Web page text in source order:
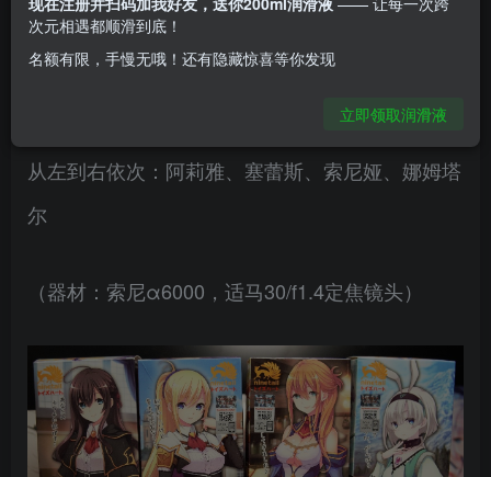
一. 包装细节展示二. 胶体细节及通道展示三. 个人
使用体验：四. 总结与评分：
从左到右依次：阿莉雅、塞蕾斯、索尼娅、娜姆塔
尔
（器材：索尼α6000，适马30/f1.4定焦镜头）
次元相遇都顺滑到底！
名额有限，手慢无哦！还有隐藏惊喜等你发现
立即领取润滑液